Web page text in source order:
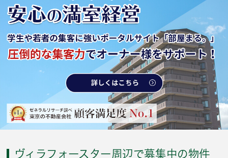
ヴィラフォースター周辺で募集中の物件